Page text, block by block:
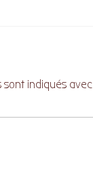
sont indiqués avec